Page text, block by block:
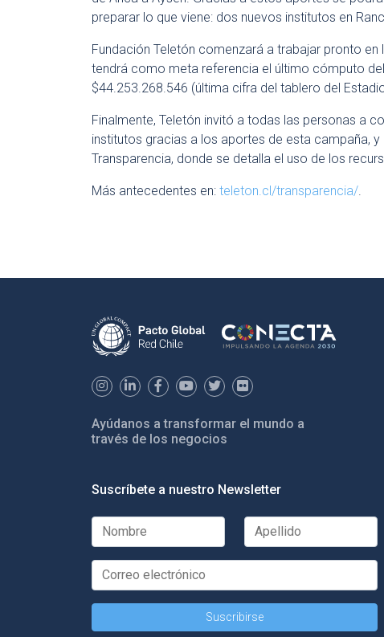
preparar lo que viene: dos nuevos institutos en
Fundación Teletón comenzará a trabajar pronto
tendrá como meta referencia el último cómputo
$44.253.268.546 (última cifra del tablero del
Finalmente, Teletón invitó a todas las personas a
institutos gracias a los aportes de esta campaña,
Transparencia, donde se detalla el uso de los
Más antecedentes en: teleton.cl/transparencia/
Ayúdanos a transformar el mundo a
través de los negocios
Suscríbete a nuestro Newsletter